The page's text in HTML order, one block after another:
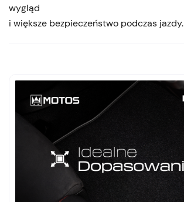
wygląd
i większe bezpieczeństwo podczas jazdy.